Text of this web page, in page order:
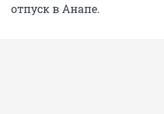
отпуск в Анапе.